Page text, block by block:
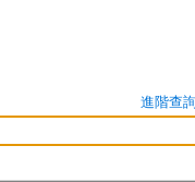
進階查